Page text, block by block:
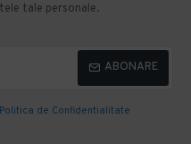
tale personale.
ABONARE
Politica de Confidentialitate